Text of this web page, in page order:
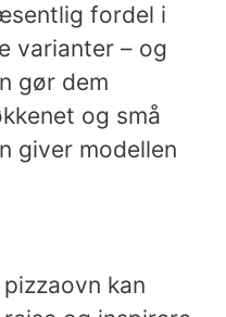
fordel i
varianter – og
gør dem
og små
giver modellen
kan